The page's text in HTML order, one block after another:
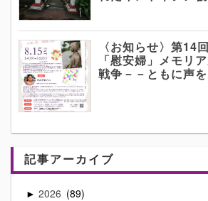
〈お知らせ〉第
「慰安婦」メモ
戦争－－ともに声
記事アーカイブ
► 2026 89